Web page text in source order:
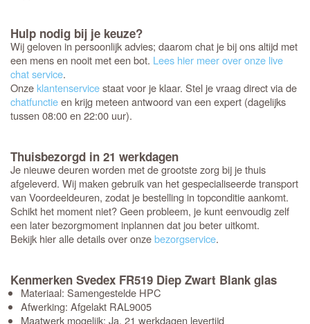
Hulp nodig bij je keuze?
Wij geloven in persoonlijk advies; daarom chat je bij ons altijd met
een mens en nooit met een bot. Lees hier meer over onze live
chat service.
Onzeklantenservicestaat voor je klaar. Stel je vraag direct via de
chatfunctieen krijg meteen antwoord van een expert (dagelijks
tussen 08:00 en 22:00 uur).
Thuisbezorgd in 21 werkdagen
Je nieuwe deuren worden met de grootste zorg bij je thuis
afgeleverd. Wij maken gebruik van het gespecialiseerde transport
van Voordeeldeuren, zodat je bestelling in topconditie aankomt.
Schikt het moment niet? Geen probleem, je kunt eenvoudig zelf
een later bezorgmoment inplannen dat jou beter uitkomt.
Bekijk hier alle details over onzebezorgservice.
Kenmerken Svedex FR519 Diep Zwart Blank glas
Materiaal: Samengestelde HPC
Afwerking: Afgelakt RAL9005
Maatwerk mogelijk: Ja, 21 werkdagen levertijd